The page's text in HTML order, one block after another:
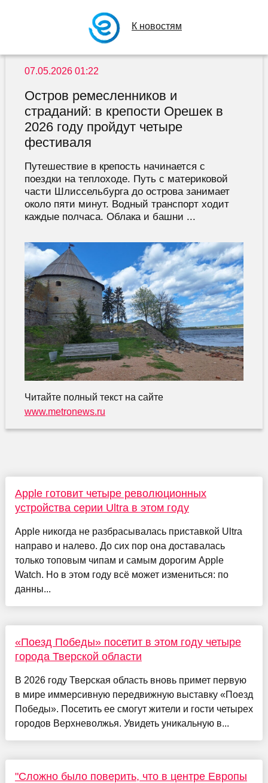
К новостям
07.05.2026 01:22
Остров ремесленников и
страданий: в крепости Орешек в
2026 году пройдут четыре
фестиваля
Путешествие в крепость начинается с
поездки на теплоходе. Путь с материковой
части Шлиссельбурга до острова занимает
около пяти минут. Водный транспорт ходит
каждые полчаса. Облака и башни ...
Читайте полный текст на сайте
www.metronews.ru
Apple готовит четыре революционных
устройства серии Ultra в этом году
Apple никогда не разбрасывалась приставкой Ultra
направо и налево. До сих пор она доставалась
только топовым чипам и самым дорогим Apple
Watch. Но в этом году всё может измениться: по
данны...
«Поезд Победы» посетит в этом году четыре
города Тверской области
В 2026 году Тверская область вновь примет первую
в мире иммерсивную передвижную выставку «Поезд
Победы». Посетить ее смогут жители и гости четырех
городов Верхневолжья. Увидеть уникальную в...
"Сложно было поверить, что в центре Европы